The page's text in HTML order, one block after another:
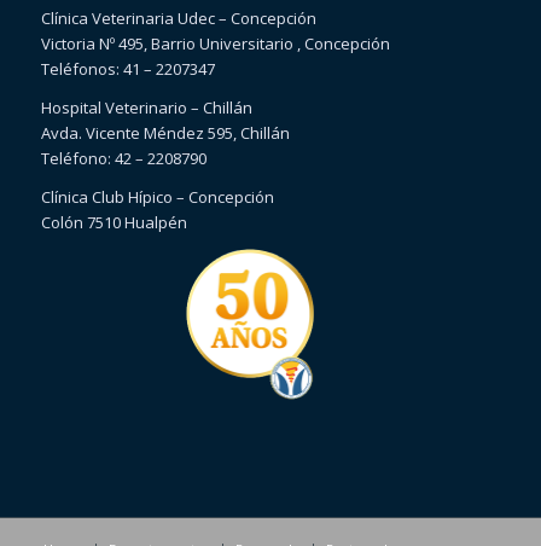
Clínica Veterinaria Udec – Concepción
Victoria Nº 495, Barrio Universitario , Concepción
Teléfonos: 41 – 2207347
Hospital Veterinario – Chillán
Avda. Vicente Méndez 595, Chillán
Teléfono: 42 – 2208790
Clínica Club Hípico – Concepción
Colón 7510 Hualpén